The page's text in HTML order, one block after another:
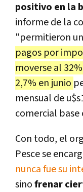
positivo en la
informe de la
"permitieron
pagos por
moverse al
2,7% en junio
mensual de
comercial base
Con todo, el
Pesce se
nunca fue su
sinofrenar